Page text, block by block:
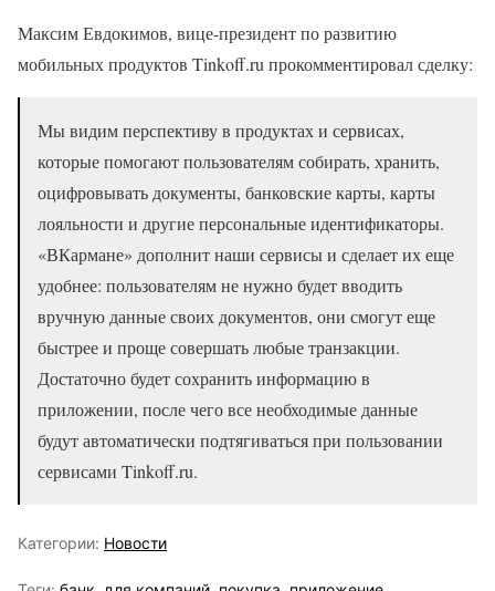
Максим Евдокимов, вице-президент по развитию
мобильных продуктов Tinkoff.ru прокомментировал сделку:
Мы видим перспективу в продуктах и сервисах,
которые помогают пользователям собирать, хранить,
оцифровывать документы, банковские карты, карты
лояльности и другие персональные идентификаторы.
«ВКармане» дополнит наши сервисы и сделает их еще
удобнее: пользователям не нужно будет вводить
вручную данные своих документов, они смогут еще
быстрее и проще совершать любые транзакции.
Достаточно будет сохранить информацию в
приложении, после чего все необходимые данные
будут автоматически подтягиваться при пользовании
сервисами Tinkoff.ru.
Категории: Новости